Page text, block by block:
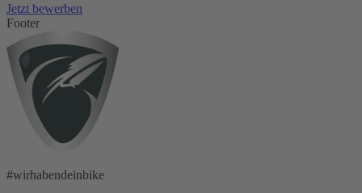
Jetzt bewerben
Footer
#wirhabendeinbike